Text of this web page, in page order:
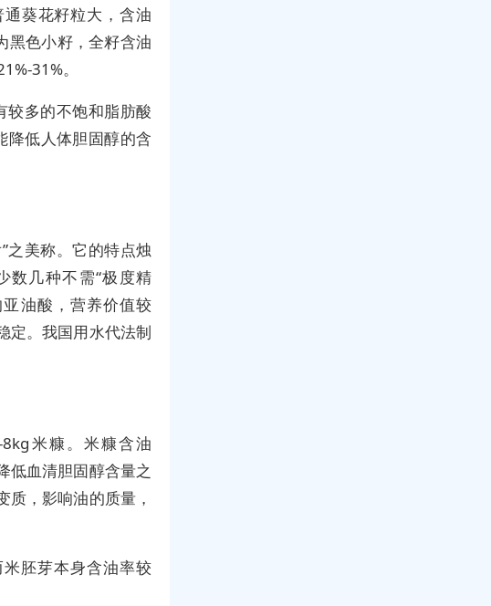
葵花籽粒大，含油
黑色小籽，全籽含油
31%。
较多的不饱和脂肪酸
降低人体胆固醇的含
之美称。它的特点烛
数几种不需“极度精
油酸，营养价值较
定。我国用水代法制
米糠。米糠含油
低血清胆固醇含量之
，影响油的质量，
胚芽本身含油率较